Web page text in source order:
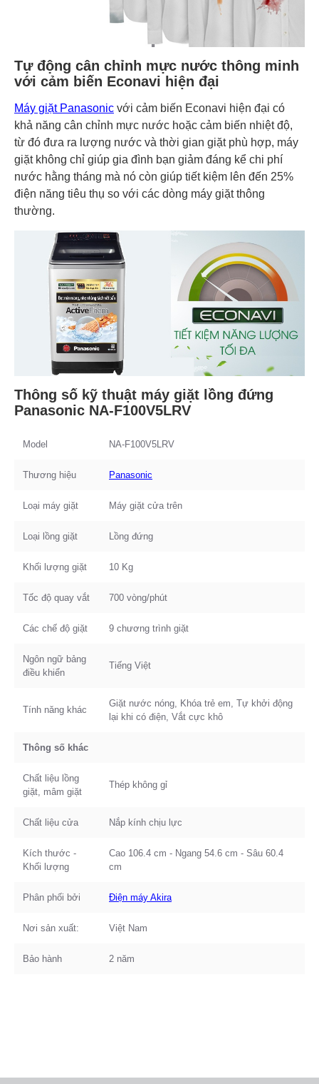
Tự động cân chỉnh mực nước thông minh
với cảm biến Econavi hiện đại
Máy giặt Panasonic với cảm biến Econavi hiện đại có
khả năng cân chỉnh mực nước hoặc cảm biến nhiệt độ,
từ đó đưa ra lượng nước và thời gian giặt phù hợp, máy
giặt không chỉ giúp gia đình bạn giảm đáng kể chi phí
nước hằng tháng mà nó còn giúp tiết kiệm lên đến 25%
điện năng tiêu thụ so với các dòng máy giặt thông
thường.
Thông số kỹ thuật máy giặt lồng đứng
Panasonic NA-F100V5LRV
Model NA-F100V5LRV
Thương hiệu Panasonic
Loại máy giặt Máy giặt cửa trên
Loại lồng giặt Lồng đứng
Khối lượng giặt 10 Kg
Tốc độ quay vắt 700 vòng/phút
Các chế độ giặt 9 chương trình giặt
Ngôn ngữ bảng
điều khiển
Tiếng Việt
Tính năng khác
Giặt nước nóng, Khóa trẻ em, Tự khởi động
lại khi có điện, Vắt cực khô
Thông số khác
Chất liệu lồng
giặt, mâm giặt
Thép không gỉ
Chất liệu cửa Nắp kính chịu lực
Kích thước -
Khối lượng
Cao 106.4 cm - Ngang 54.6 cm - Sâu 60.4
cm
Phân phối bởi Điện máy Akira
Nơi sản xuất: Việt Nam
Bảo hành 2 năm